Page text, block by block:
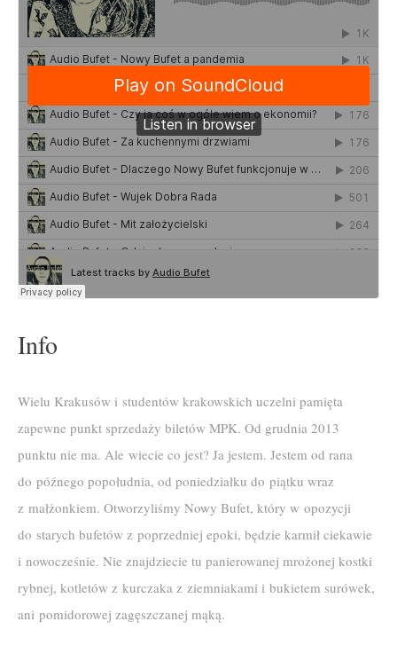
Info
Wielu Krakusów i studentów krakowskich uczelni pamięta
zapewne punkt sprzedaży biletów MPK. Od grudnia 2013
punktu nie ma. Ale wiecie co jest? Ja jestem. Jestem od rana
do późnego popołudnia, od poniedziałku do piątku wraz
z małżonkiem. Otworzyliśmy Nowy Bufet, który w opozycji
do starych bufetów z poprzedniej epoki, będzie karmił ciekawie
i nowocześnie. Nie znajdziecie tu panierowanej mrożonej kostki
rybnej, kotletów z kurczaka z ziemniakami i bukietem surówek,
ani pomidorowej zagęszczanej mąką.